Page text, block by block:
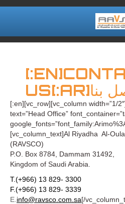
[:en][vc_row][vc_column width=”1/
text=”Head Office”
[vc_column_text]Al Riyadha Al-
(RAVSCO)
P.O. Box 8784, Dammam 31492,
Kingdom of Saudi Arabia.
T.(+966) 13 829- 3300
F.(+966) 13 829- 3339
E. info@ravsco .com.sa[/